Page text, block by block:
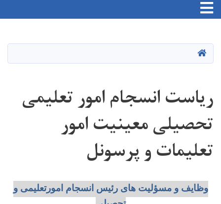
content
HOME
ریاست انسجام امور تعلیمی
تحصیلی معینیت امور
تعلیمات و پرسونل
وظایف و مسؤلیت های رئیس انسجام امورتعلیمی و